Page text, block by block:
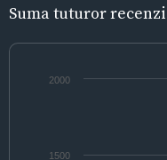
Suma tuturor
1500
2000